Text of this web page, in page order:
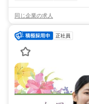
同じ企業の求人
正社員